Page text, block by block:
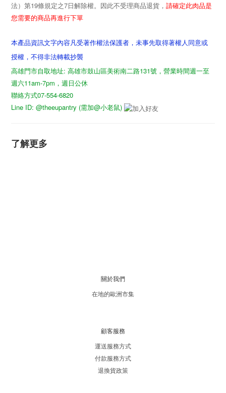
法）第19條規定之7 日解除權。因此不受理商品退貨， 請確定此肉品是
您需要的商品再進行下單
本產品資訊文字內容凡受著作權法保護者，未事先取得著權人同意或
授權，不得非法轉載抄襲
高雄門市自取地址: 高雄市鼓山區美術南二路131號，營業時間週一至
週六11am-7pm，週日公休
聯絡方式07-554-6820
Line ID: @theeupantry (需加@小老鼠)
了解更多
關於我們
在地的歐洲市集
顧客服務
運送服務方式
付款服務方式
退換貨政策